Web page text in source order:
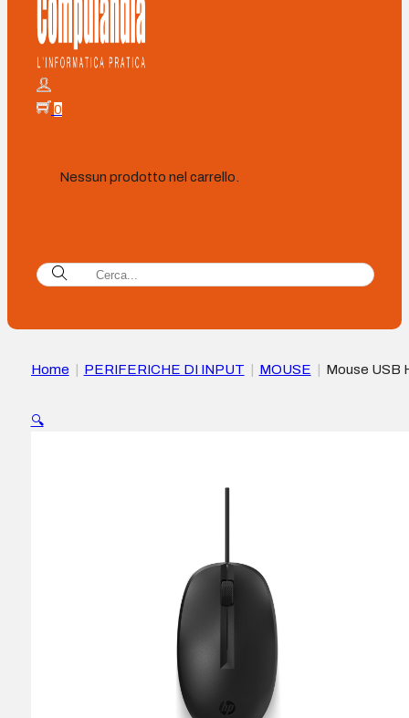
0
Nessun prodotto nel carrello.
Home PERIFERICHE DI INPUT MOUSE
Mouse USB
ambidestro – 3 pulsanti con rotella di scorrimento – Colore
🔍